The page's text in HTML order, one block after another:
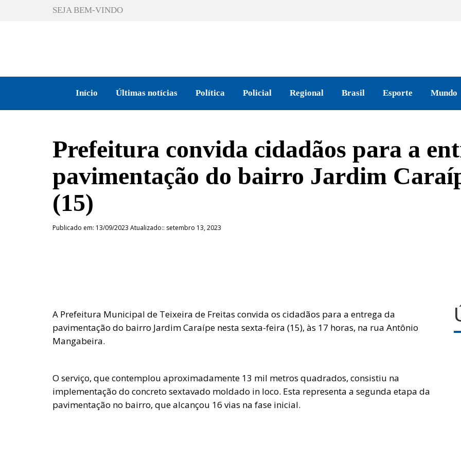
SEJA BEM-VINDO
Início Últimas notícias Política Policial Regional Brasil Esporte Mundo
Prefeitura convida cidadãos para a
pavimentação do bairro Jardim
(15)
Publicado em: 13/09/2023 Atualizado:: setembro 13, 2023
A Prefeitura Municipal de Teixeira de Freitas convida os cidadãos para a entrega da
pavimentação do bairro Jardim Caraípe nesta sexta-feira (15), às 17 horas, na rua Antônio
Mangabeira.
O serviço, que contemplou aproximadamente 13 mil metros quadrados, consistiu na
implementação do concreto sextavado moldado in loco. Esta representa a segunda etapa da
pavimentação no bairro, que alcançou 16 vias na fase inicial.